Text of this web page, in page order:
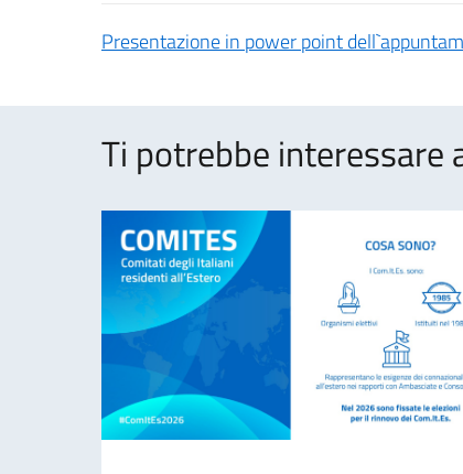
Presentazione in power point
Ti potrebbe interessare